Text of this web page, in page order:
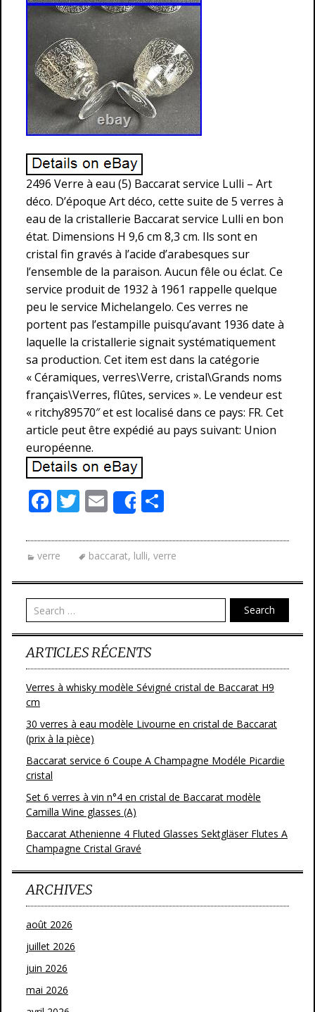
2496 Verre à eau (5) Baccarat service Lulli – Art
déco. D’époque Art déco, cette suite de 5 verres à
eau de la cristallerie Baccarat service Lulli en bon
état. Dimensions H 9,6 cm 8,3 cm. Ils sont en
cristal fin gravés à l’acide d’arabesques sur
l’ensemble de la paraison. Aucun fêle ou éclat. Ce
service produit de 1932 à 1961 rappelle quelque
peu le service Michelangelo. Ces verres ne
portent pas l’estampille puisqu’avant 1936 date à
laquelle la cristallerie signait systématiquement
sa production. Cet item est dans la catégorie
« Céramiques, verres\Verre, cristal\Grands noms
français\Verres, flûtes, services ». Le vendeur est
« ritchy89570″ et est localisé dans ce pays: FR. Cet
article peut être expédié au pays suivant: Union
européenne.
F
e
b
o
o
k
T
itt
er
E
m
ai
l
Share
ta
g
er
verre baccarat, lulli, verre
Search
ARTICLES RÉCENTS
Verres à whisky modèle Sévigné cristal de Baccarat H9
cm
30 verres à eau modèle Livourne en cristal de Baccarat
(prix à la pièce)
Baccarat service 6 Coupe A Champagne Modéle Picardie
cristal
Set 6 verres à vin n°4 en cristal de Baccarat modèle
Camilla Wine glasses (A)
Baccarat Athenienne 4 Fluted Glasses Sektgläser Flutes A
Champagne Cristal Gravé
ARCHIVES
août 2026
juillet 2026
juin 2026
mai 2026